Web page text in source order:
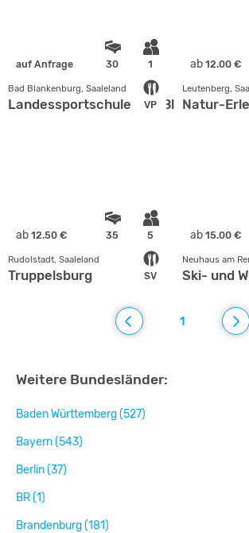
auf Anfrage 30 1
VP
Bad Blankenburg, Saaleland
Landessportschule Bad Blankenburg
ab 12.00 €
Leutenberg,
Natur-
ab 12.50 € 35 5
SV
Rudolstadt, Saaleland
Truppelsburg
ab 15.00 €
Ski- und
1
Weitere Bundesländer:
Baden Württemberg (527)
Bayern (543)
Berlin (37)
BR (1)
Brandenburg (181)